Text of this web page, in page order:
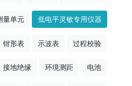
量单元 低电平灵敏专用仪器
钳形表 示波表 过程校验
接地绝缘 环境测距 电池